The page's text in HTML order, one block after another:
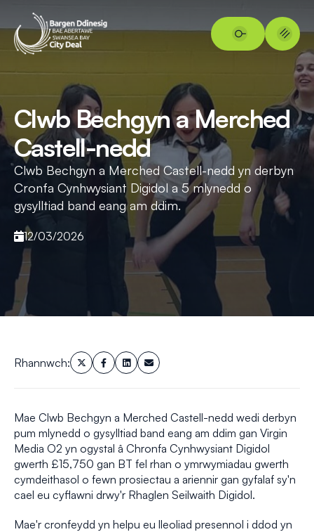
Clwb Bechgyn a Merched
Castell-nedd
Clwb Bechgyn a Merched Castell-nedd yn derbyn
Cronfa Cynhwysiant Digidol a 5 mlynedd o
gysylltiad band eang am ddim.
12/03/2026
Rhannwch:
Mae Clwb Bechgyn a Merched Castell-nedd wedi derbyn
pum mlynedd o gysylltiad band eang am ddim gan Virgin
Media O2 yn ogystal â Chronfa Cynhwysiant Digidol
gwerth £15,750 gan BT fel rhan o ymrwymiadau gwerth
cymdeithasol o fewn prosiectau a ariennir gan gyfalaf sy'n
cael eu cyflawni drwy'r Rhaglen Seilwaith Digidol.
Mae'r cronfeydd yn helpu eu lleoliad presennol i ddod yn